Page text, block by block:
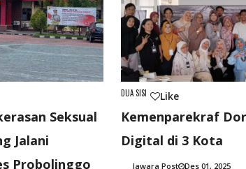
TETEP
SETIA
PADA
RAKYATNYA
Seksual
Jalani
Probolinggo
DUA SISI Like
Kemenparekraf
Digital di 3 Kota
Jawara Post Des 01, 2025